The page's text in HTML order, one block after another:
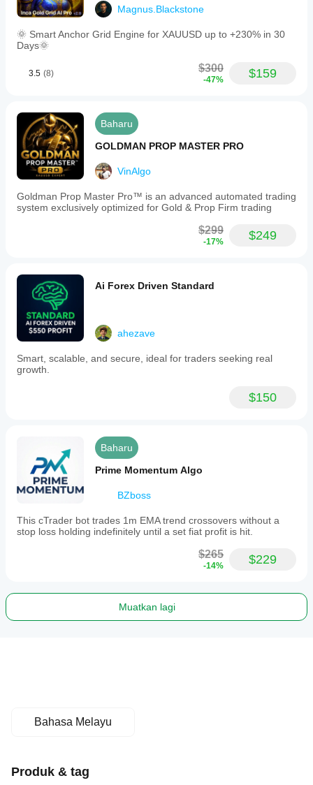
Magnus.Blackstone
🌞 Smart Anchor Grid Engine for XAUUSD up to +230% in 30
Days🌞
3.5 (8) $300
-47% $159
Baharu
GOLDMAN PROP MASTER PRO
VinAlgo
Goldman Prop Master Pro™ is an advanced automated trading
system exclusively optimized for Gold & Prop Firm trading
$299
-17% $249
Ai Forex Driven Standard
ahezave
Smart, scalable, and secure, ideal for traders seeking real
growth.
$150
Baharu
Prime Momentum Algo
BZboss
This cTrader bot trades 1m EMA trend crossovers without a
stop loss holding indefinitely until a set fiat profit is hit.
$265
-14% $229
Muatkan lagi
Bahasa Melayu
Produk & tag